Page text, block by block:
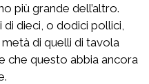
più grande dell’altro.
dieci, o dodici pollici,
di quelli di tavola
che questo abbia ancora